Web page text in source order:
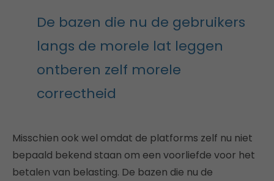
De bazen die nu de gebruikers
langs de morele lat leggen
ontberen zelf morele
correctheid
Misschien ook wel omdat de platforms zelf nu niet
bepaald bekend staan om een voorliefde voor het
betalen van belasting. De bazen die nu de